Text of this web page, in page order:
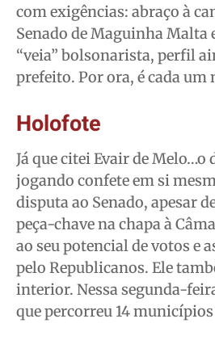
com exigências: abraço à
Senado de Maguinha Malta
“veia” bolsonarista, perfil
prefeito. Por ora, é cada um
Holofote
Já que citei Evair de
jogando confete em si
disputa ao Senado, apesar
peça-chave na chapa à
ao seu potencial de votos e
pelo Republicanos. Ele
interior. Nessa segunda-
que percorreu 14